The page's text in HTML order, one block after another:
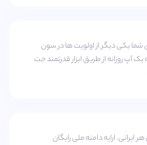
یکی دیگر از اولویت ها در سون
آپ روزانه از طریق ابزار قدرتمند جت
ایرانی. ارایه دامنه ملی رایگان